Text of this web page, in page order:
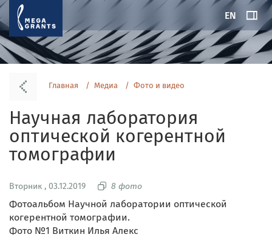
EN
Главная Медиа Фото и видео
Научная лаборатория
оптической когерентной
томографии
Вторник , 03.12.2019 8 фото
Фотоальбом Научной лаборатории оптической
когерентной томографии.
Фото №1 Виткин Илья Алекс